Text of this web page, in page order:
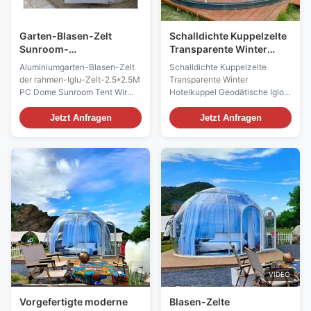
Garten-Blasen-Zelt
Sunroom-
hitzebeständiges Blasen-
Hauben-Zelt des
Durchmesser-2.5m
Aluminiumgarten-Blasen-Zelt
der rahmen-Iglu-Zelt-2.5*2.5M
PC Dome Sunroom Tent Wir
sind ein Großhändler der
kampierenden Ausrüstung
gelegen in [Standort]. Wir
Quellhochwertigen und
erschwinglichen Igluzelten, zu
den transparenten Zelten und
ZU DEN PC-Hauben. Unsere
Anforderungen sind, ...
Jetzt Anfragen
Schalldichte Kuppelzelte
Transparente Winter
Hotelkuppel Geodätische
Igloo PC Kuppelzelt
Schalldichte Kuppelzelte
Transparente Winter
Hotelkuppel Geodätische Igloo
PC Kuppelzelt Beschreibung
des Produkts: Bubble Tent
House ist ein luxuriöses
und Homestay.mit einem
Gewicht von 220 kgEs ist mit
einem Verblendungsgewebe -
Samtvorhang und 1 Fenster
ausgestattet. ...
Jetzt Anfragen
Vorgefertigte moderne
VIDEO
Blasen-Zelte